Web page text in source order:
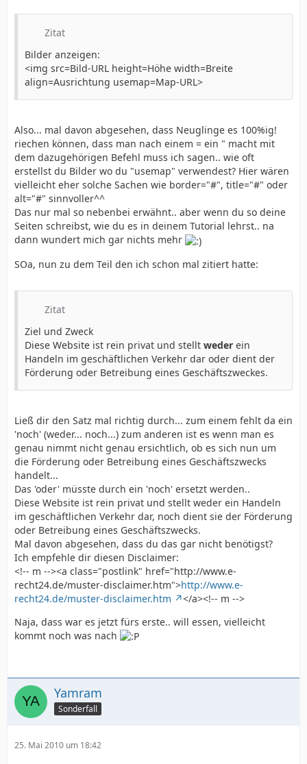
<head>Ihre Überschrift</head>
Hauptteil:
<body>Ihr Hauptteil</body>
Zitat
Bilder anzeigen:
<img src=Bild-URL height=Höhe width=Breite
align=Ausrichtung usemap=Map-URL>
Also... mal davon abgesehen, dass Neuglinge es 100%ig!
riechen können, dass man nach einem = ein " macht mit
dem dazugehörigen Befehl muss ich sagen.. wie oft
erstellst du Bilder wo du "usemap" verwendest? Hier wären
vielleicht eher solche Sachen wie border="#", title="#" oder
alt="#" sinnvoller^^
Das nur mal so nebenbei erwähnt.. aber wenn du so deine
Seiten schreibst, wie du es in deinem Tutorial lehrst.. na
dann wundert mich gar nichts mehr
SOa, nun zu dem Teil den ich schon mal zitiert hatte:
Zitat
Ziel und Zweck
Diese Website ist rein privat und stellt weder ein
Handeln im geschäftlichen Verkehr dar oder dient der
Förderung oder Betreibung eines Geschäftszweckes.
Ließ dir den Satz mal richtig durch... zum einem fehlt da ein
'noch' (weder... noch...) zum anderen ist es wenn man es
genau nimmt nicht genau ersichtlich, ob es sich nun um
die Förderung oder Betreibung eines Geschäftszwecks
handelt...
Das 'oder' müsste durch ein 'noch' ersetzt werden..
Diese Website ist rein privat und stellt weder ein Handeln
im geschäftlichen Verkehr dar, noch dient sie der Förderung
oder Betreibung eines Geschäftszwecks.
Mal davon abgesehen, dass du das gar nicht benötigst?
Ich empfehle dir diesen Disclaimer:
<!-- m --><a class="postlink" href="http://www.e-
recht24.de/muster-disclaimer.htm">http://www.e-
recht24.de/muster-disclaimer.htm
</a><!-- m -->
Naja, dass war es jetzt fürs erste.. will essen, vielleicht
kommt noch was nach
Yamram
Sonderfall
25. Mai 2010 um 18:42